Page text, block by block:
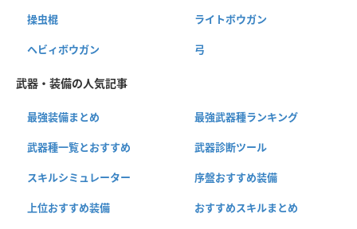
操虫棍 ライトボウガン
ヘビィボウガン 弓
武器・装備の人気記事
最強装備まとめ 最強武器種ランキング
武器種一覧とおすすめ 武器診断ツール
スキルシミュレーター 序盤おすすめ装備
上位おすすめ装備 おすすめスキルまとめ